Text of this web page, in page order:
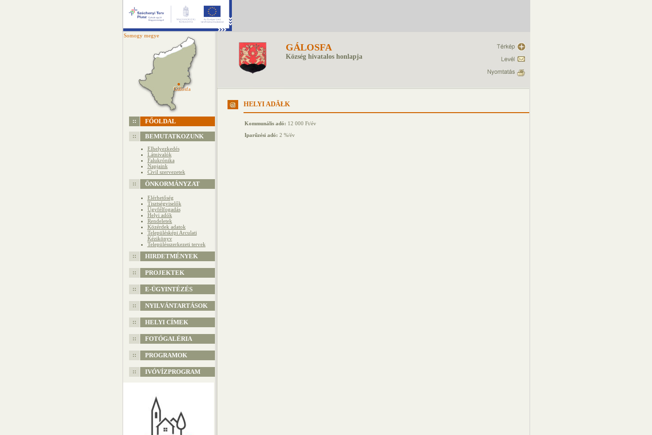
Somogy megye
Gálosfa
Gálosfa
FŐOLDAL
BEMUTATKOZUNK
Elhelyezkedés
Látnivalók
Falukrónika
Napjaink
Civil szervezetek
ÖNKORMÁNYZAT
Elérhetőség
Tisztségviselők
Ügyfélfogadás
Helyi adók
Rendeletek
Közérdek adatok
Településképi Arculati
Kézikönyv
Településszerkezeti tervek
HIRDETMÉNYEK
PROJEKTEK
E-ÜGYINTÉZÉS
NYILVÁNTARTÁSOK
HELYI CÍMEK
FOTÓGALÉRIA
PROGRAMOK
IVÓVÍZPROGRAM
GÁLOSFA
Község hivatalos honlapja
HELYI ADĂŁK
Kommunális adó: 12 000 Ft/év
Iparűzési adó: 2 %/év